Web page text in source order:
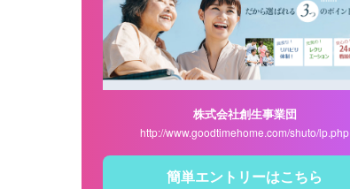
株式会社創生事業団
http://www.goodtimehome.com/shuto/lp.php
簡単エントリーはこちら